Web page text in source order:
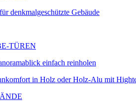
denkmalgeschützte Gebäude
TÜREN
einfach reinholen